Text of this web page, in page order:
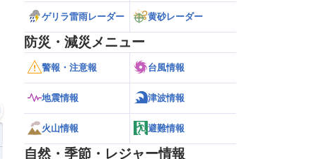
ゲリラ雷雨レーダー 黄砂レーダー
防災・減災メニュー
警報・注意報 台風情報
地震情報 津波情報
火山情報 避難情報
自然・季節・レジャー情報